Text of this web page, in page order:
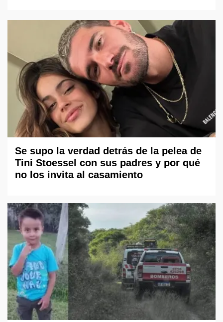
Se supo la verdad detrás de la pelea de
Tini Stoessel con sus padres y por qué
no los invita al casamiento